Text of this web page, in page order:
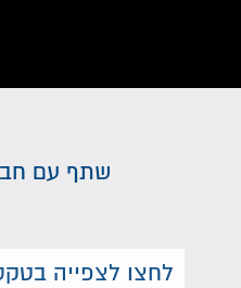
שתף עם
לחצו לצפייה